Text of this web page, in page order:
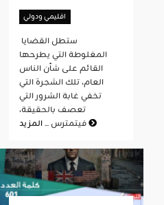
اقليمي ودولي
المغلوطة التي يطرحها
القائم على شأن الناس
العام، تلك الشجرة التي
تخفي غابة الشرور التي
تعصف بالحقيقة،
فيتمترس ...المزيد